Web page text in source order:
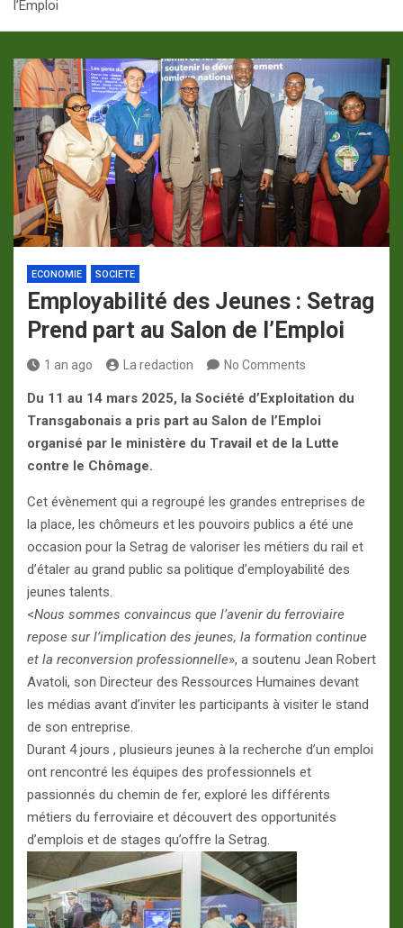
l’Emploi
ECONOMIE SOCIETE
Employabilité des Jeunes : Setrag
Prend part au Salon de l’Emploi
1 an ago La redaction No Comments
Du 11 au 14 mars 2025, la Société d’Exploitation du
Transgabonais a pris part au Salon de l’Emploi
organisé par le ministère du Travail et de la Lutte
contre le Chômage.
Cet évènement qui a regroupé les grandes entreprises de
la place, les chômeurs et les pouvoirs publics a été une
occasion pour la Setrag de valoriser les métiers du rail et
d’étaler au grand public sa politique d’employabilité des
jeunes talents.
<Nous sommes convaincus que l’avenir du ferroviaire
repose sur l’implication des jeunes, la formation continue
et la reconversion professionnelle», a soutenu Jean Robert
Avatoli, son Directeur des Ressources Humaines devant
les médias avant d’inviter les participants à visiter le stand
de son entreprise.
Durant 4 jours , plusieurs jeunes à la recherche d’un emploi
ont rencontré les équipes des professionnels et
passionnés du chemin de fer, exploré les différents
métiers du ferroviaire et découvert des opportunités
d’emplois et de stages qu’offre la Setrag.
p